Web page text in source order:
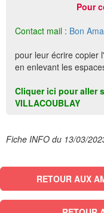
Pour
Contact mail : Bon
pour leur écrire copier
en enlevant les
Cliquer ici pour aller
VILLACOUBLAY
Fiche INFO du 13/03/
RETOUR AUX